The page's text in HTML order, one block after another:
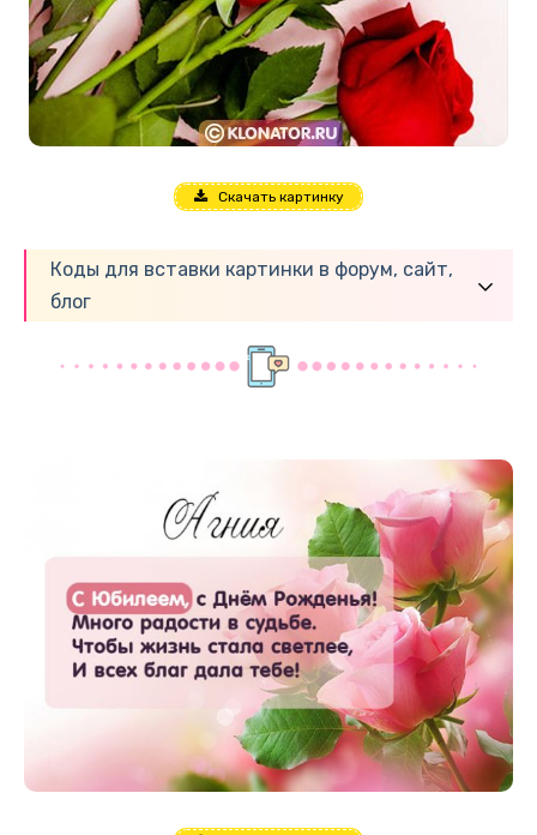
Скачать картинку
Коды для вставки картинки в форум, сайт,
блог